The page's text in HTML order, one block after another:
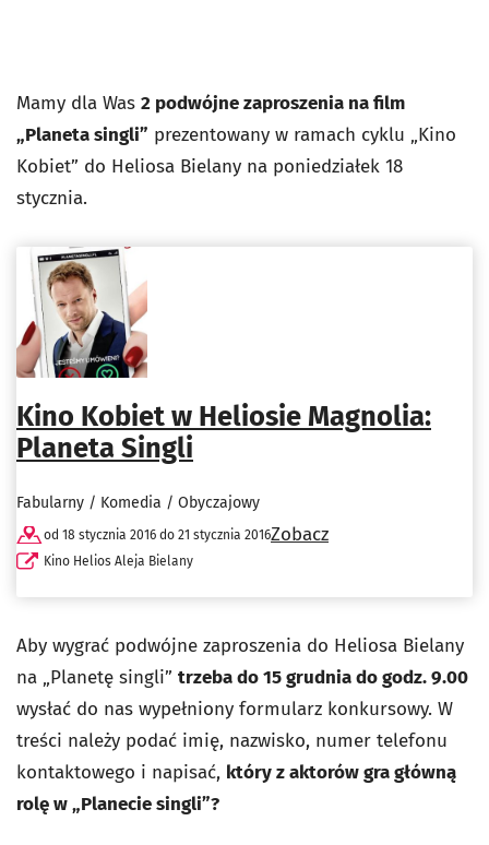
Mamy dla Was 2 podwójne zaproszenia na film
„Planeta singli” prezentowany w ramach cyklu „Kino
Kobiet” do Heliosa Bielany na poniedziałek 18
stycznia.
Kino Kobiet w Heliosie Magnolia:
Planeta Singli
Fabularny / Komedia / Obyczajowy
od 18 stycznia 2016 do 21 stycznia 2016
Kino Helios Aleja Bielany
Zobacz
Aby wygrać podwójne zaproszenia do Heliosa Bielany
na „Planetę singli” trzeba do 15 grudnia do godz. 9.00
wysłać do nas wypełniony formularz konkursowy. W
treści należy podać imię, nazwisko, numer telefonu
kontaktowego i napisać, który z aktorów gra główną
rolę w „Planecie singli”?